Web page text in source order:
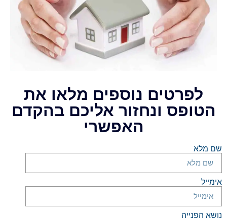
לפרטים נוספים מלאו את
הטופס ונחזור אליכם בהקדם
האפשרי
שם מלא
אימייל
נושא הפנייה